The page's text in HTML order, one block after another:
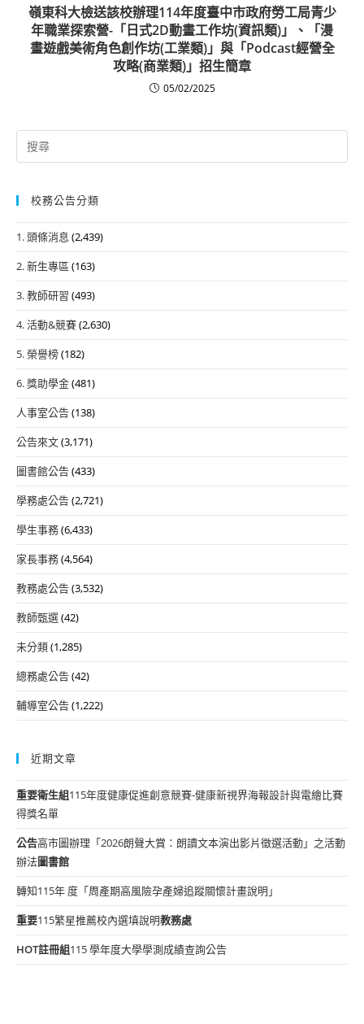
嶺東科大檢送該校辦理114年度臺中市政府勞工局青少
年職業探索營-「日式2D動畫工作坊(資訊類)」、「漫
畫遊戲美術角色創作坊(工業類)」與「Podcast經營全
攻略(商業類)」招生簡章
05/02/2025
Search
for:
校務公告分類
1. 頭條消息 (2,439)
2. 新生專區 (163)
3. 教師研習 (493)
4. 活動&競賽(2,630)
5. 榮譽榜(182)
6. 獎助學金(481)
人事室公告(138)
公告來文(3,171)
圖書館公告(433)
學務處公告(2,721)
學生事務(6,433)
家長事務(4,564)
教務處公告(3,532)
教師甄選(42)
未分類(1,285)
總務處公告(42)
輔導室公告(1,222)
近期文章
重要衛生組115年度健康促進創意競賽-健康新視界海報設計與電繪比賽
得獎名單
公告高市圖辦理「2026朗聲大賞：朗讀文本演出影片徵選活動」之活動
辦法圖書館
轉知115年 度「周產期高風險孕產婦追蹤關懷計畫說明」
重要115繁星推薦校內選填說明教務處
HOT註冊組115 學年度大學學測成績查詢公告